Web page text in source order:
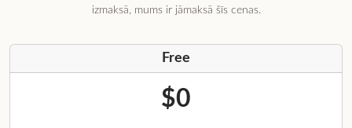
izmaksā, mums ir jāmaksā šīs cenas.
Free
$0